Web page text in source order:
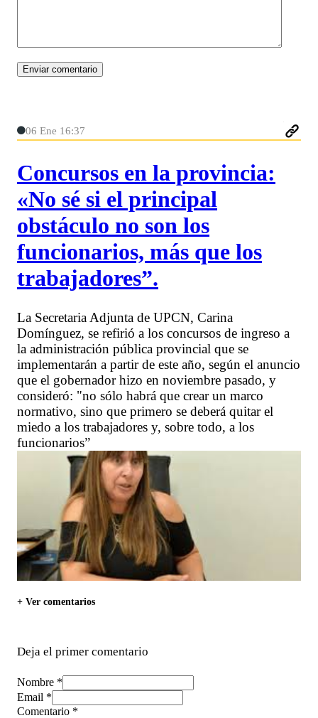
06 Ene 16:37
Concursos en la provincia:
«No sé si el principal
obstáculo no son los
funcionarios, más que los
trabajadores”.
La Secretaria Adjunta de UPCN, Carina
Domínguez, se refirió a los concursos de ingreso a
la administración pública provincial que se
implementarán a partir de este año, según el anuncio
que el gobernador hizo en noviembre pasado, y
consideró: "no sólo habrá que crear un marco
normativo, sino que primero se deberá quitar el
miedo a los trabajadores y, sobre todo, a los
funcionarios”
+ Ver comentarios
Deja el primer comentario
Nombre *
Email *
Comentario *